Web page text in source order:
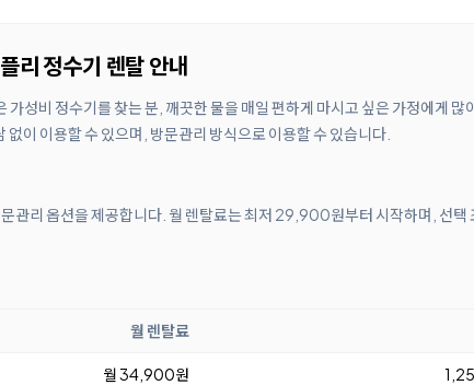
정수기 렌탈 안내
비 정수기를 찾는 분, 깨끗한 물을 매일 편하게 마시고 싶은 가정에게 많
이 이용할 수 있으며, 방문관리 방식으로 이용할 수 있습니다.
관리 옵션을 제공합니다. 월 렌탈료는 최저 29,900원부터 시작하며, 선택
월 렌탈료
월 34,900원